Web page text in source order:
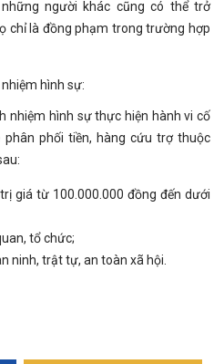
người khác cũng có thể trở
chỉ là đồng phạm trong trường hợp
hình sự:
nhiệm hình sự thực hiện hành vi cố
phối tiền, hàng cứu trợ thuộc
giá từ 100.000.000 đồng đến dưới
tổ chức;
ninh, trật tự, an toàn xã hội.